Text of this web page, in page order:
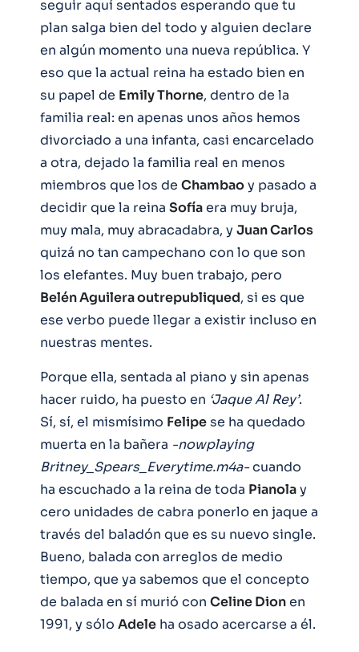
seguir aquí sentados esperando que tu
plan salga bien del todo y alguien declare
en algún momento una nueva república. Y
eso que la actual reina ha estado bien en
su papel de Emily Thorne, dentro de la
familia real: en apenas unos años hemos
divorciado a una infanta, casi encarcelado
a otra, dejado la familia real en menos
miembros que los de Chambaoy pasado a
decidir que la reina Sofíaera muy bruja,
muy mala, muy abracadabra, y Juan Carlos
quizá no tan campechano con lo que son
los elefantes. Muy buen trabajo, pero
Belén Aguilera outrepubliqued, si es que
ese verbo puede llegar a existir incluso en
nuestras mentes.
Porque ella, sentada al piano y sin apenas
hacer ruido, ha puesto en ‘Jaque Al Rey’.
Sí, sí, el mismísimo Felipese ha quedado
muerta en la bañera -nowplaying
Britney_Spears_Everytime.m4a-cuando
ha escuchado a la reina de toda Pianolay
cero unidades de cabra ponerlo en jaque a
través del baladón que es su nuevo single.
Bueno, balada con arreglos de medio
tiempo, que ya sabemos que el concepto
de balada en sí murió con Celine Dionen
1991, y sólo Adele ha osado acercarse a él.